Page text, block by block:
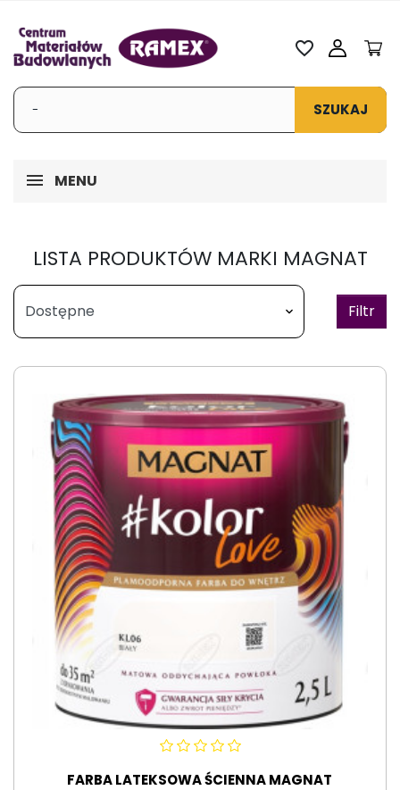
SZUKAJ
favorite_border
MENU
LISTA PRODUKTÓW MARKI MAGNAT
Filtr
FARBA LATEKSOWA ŚCIENNA MAGNAT